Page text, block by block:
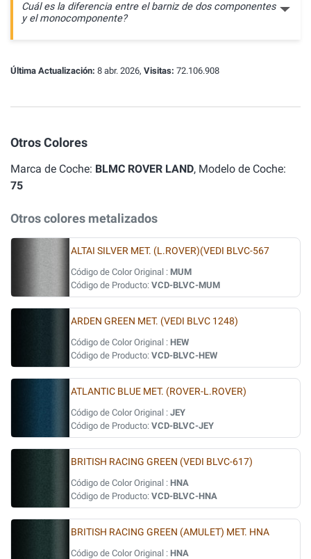
Cuál es la diferencia entre el barniz de dos componentes
y el monocomponente?
Última Actualización: 8 abr. 2026, Visitas: 72.106.908
Otros Colores
Marca de Coche: BLMC ROVER LAND, Modelo de Coche:
75
Otros colores metalizados
ALTAI SILVER MET. (L.ROVER)(VEDI BLVC-567
Código de Color Original : MUM
Código de Producto: VCD-BLVC-MUM
ARDEN GREEN MET. (VEDI BLVC 1248)
Código de Color Original : HEW
Código de Producto: VCD-BLVC-HEW
ATLANTIC BLUE MET. (ROVER-L.ROVER)
Código de Color Original : JEY
Código de Producto: VCD-BLVC-JEY
BRITISH RACING GREEN (VEDI BLVC-617)
Código de Color Original : HNA
Código de Producto: VCD-BLVC-HNA
BRITISH RACING GREEN (AMULET) MET. HNA
Código de Color Original : HNA